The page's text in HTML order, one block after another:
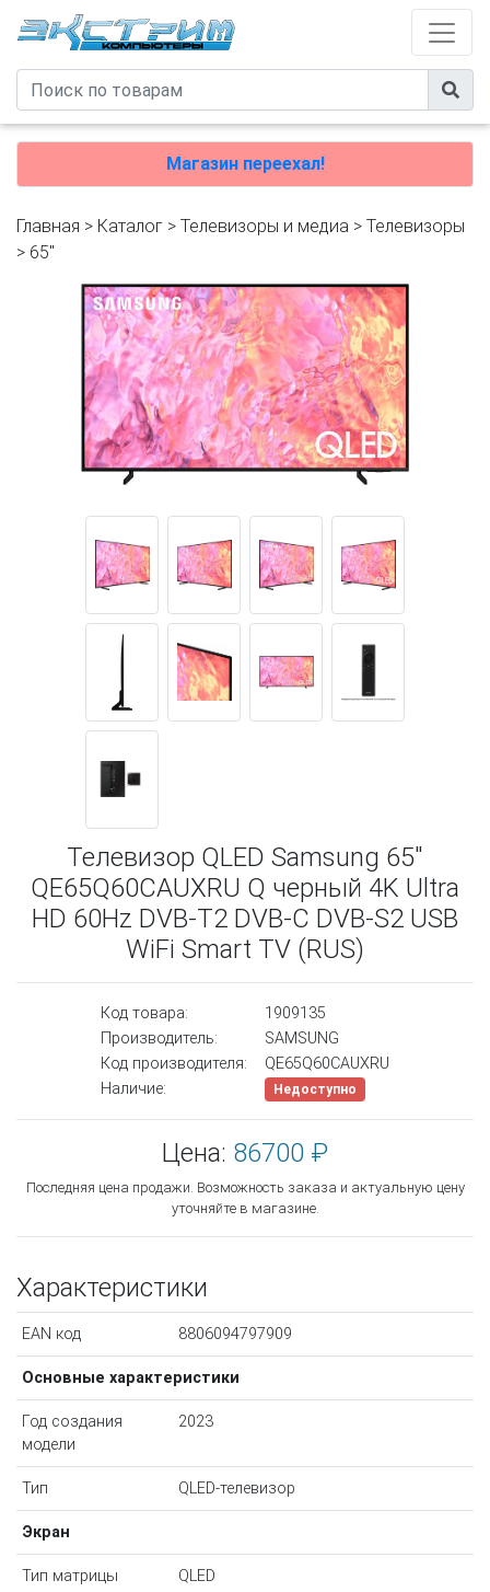
Магазин переехал!
Главная > Каталог > Телевизоры и медиа > Телевизоры
> 65"
Телевизор QLED Samsung 65"
QE65Q60CAUXRU Q черный 4K Ultra
HD 60Hz DVB-T2 DVB-C DVB-S2 USB
WiFi Smart TV (RUS)
Код товара:
1909135
Производитель:
SAMSUNG
Код производителя:
QE65Q60CAUXRU
Наличие:
Недоступно
Цена: 86700 ₽
Последняя цена продажи. Возможность заказа и актуальную цену
уточняйте в магазине.
Характеристики
EAN код 8806094797909
Основные характеристики
Год создания
модели
2023
Тип QLED-телевизор
Экран
Тип матрицы QLED